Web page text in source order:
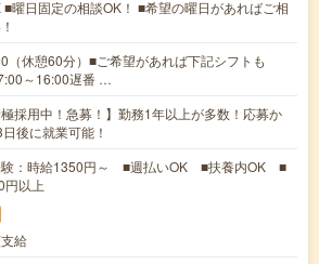
■曜日固定の相談OK！ ■希望の曜日があればご相
（休憩60分）■ご希望があれば下記シフトも
～16:00遅番 …
極採用中！急募！】勤務1年以上が多数！応募か
後に就業可能！
験：時給1350円～ ■週払いOK ■扶養内OK ■
円以上
給